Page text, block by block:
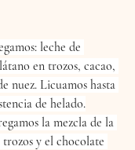
leche de
en trozos, cacao,
nuez. Licuamos hasta
de helado.
la mezcla de la
y el chocolate